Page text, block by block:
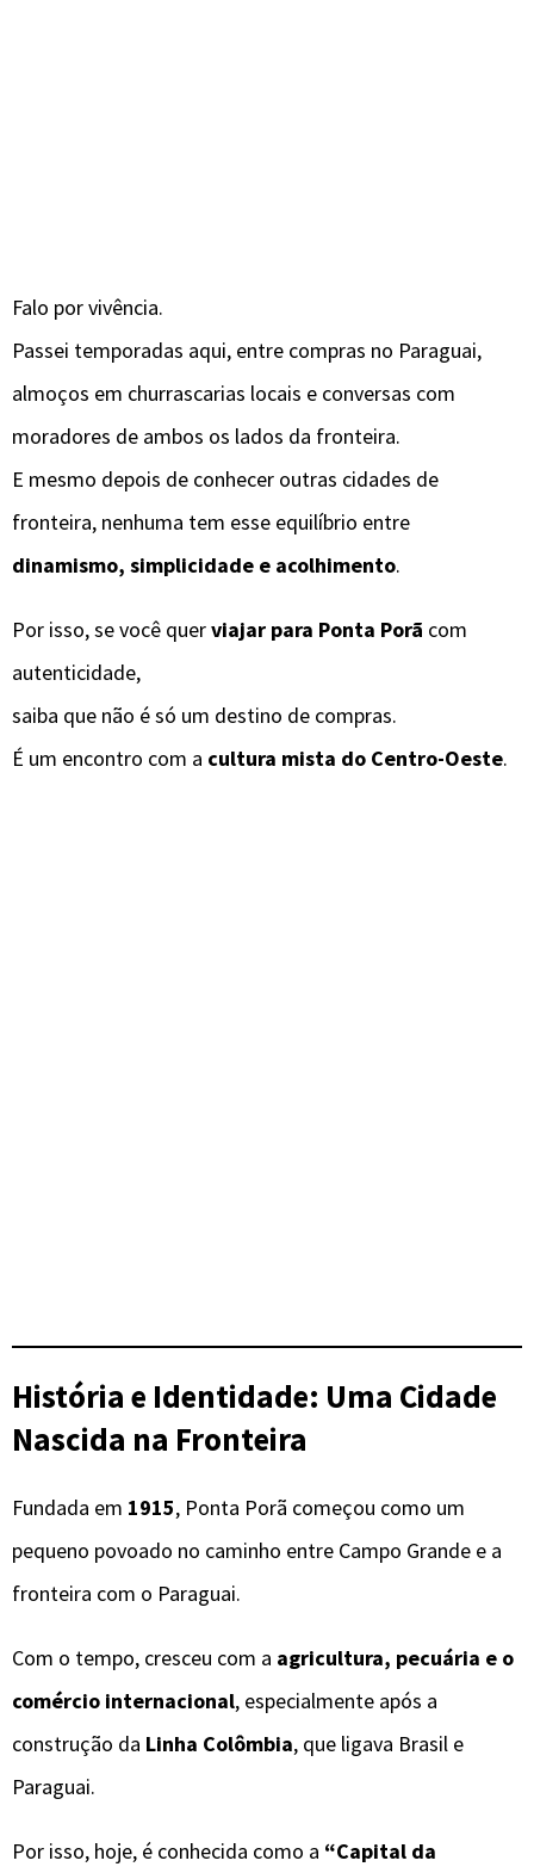
Falo por vivência.
Passei temporadas aqui, entre compras no Paraguai,
almoços em churrascarias locais e conversas com
moradores de ambos os lados da fronteira.
E mesmo depois de conhecer outras cidades de
fronteira, nenhuma tem esse equilíbrio entre
dinamismo, simplicidade e acolhimento.
Por isso, se você querviajar para Ponta Porã com
autenticidade,
saiba que não é só um destino de compras.
É um encontro com a cultura mista do Centro-Oeste.
História e Identidade: Uma Cidade
Nascida na Fronteira
Fundada em 1915, Ponta Porã começou como um
pequeno povoado no caminho entre Campo Grande e a
fronteira com o Paraguai.
Com o tempo, cresceu com a agricultura, pecuária e o
comércio internacional, especialmente após a
construção da Linha Colômbia, que ligava Brasil e
Paraguai.
Por isso, hoje, é conhecida como a “Capital da